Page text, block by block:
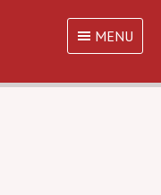
MENU